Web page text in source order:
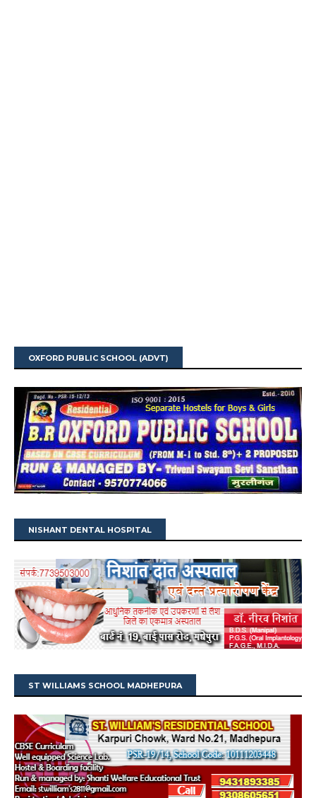
OXFORD PUBLIC SCHOOL (ADVT)
NISHANT DENTAL HOSPITAL
ST WILLIAMS SCHOOL MADHEPURA